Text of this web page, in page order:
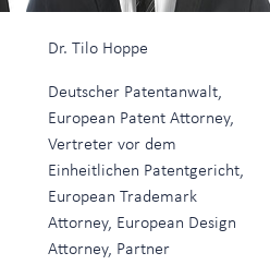
Dr. Tilo Hoppe
Deutscher Patentanwalt,
European Patent Attorney,
Vertreter vor dem
Einheitlichen Patentgericht,
European Trademark
Attorney, European Design
Attorney, Partner